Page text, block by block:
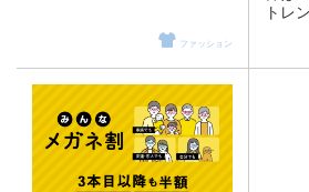
ファッション
トレ